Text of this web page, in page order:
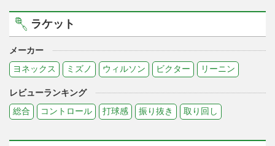
ラケット
メーカー
ヨネックス
ミズノ ウィルソン ビクター リーニン
レビューランキング
総合
コントロール 打球感 振り抜き 取り回し